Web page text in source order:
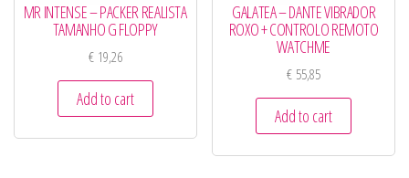
MR INTENSE – PACKER REALISTA
TAMANHO G FLOPPY
€19,26
Add to cart
GALATEA – DANTE VIBRADOR
ROXO + CONTROLO REMOTO
WATCHME
€ 55,85
Add to cart